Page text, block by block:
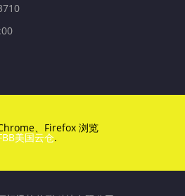
、Firefox 浏览
美国云仓.